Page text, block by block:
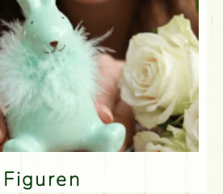
Figuren